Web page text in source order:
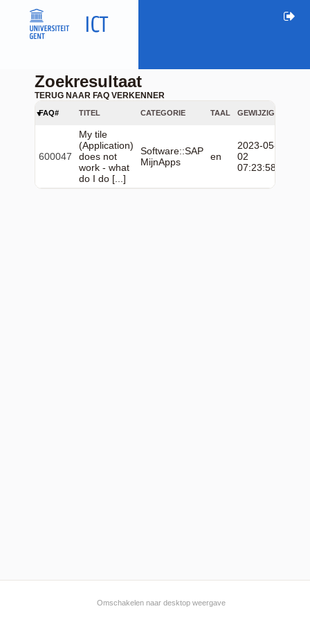
Zoekresultaat
TERUG NAAR FAQ VERKENNER
FAQ# TITEL CATEGORIE TAAL GEWIJZIGD
600047
My tile
(Application)
does not
work - what
do I do [...]
Software::SAP
MijnApps
en
2023-05-
02
07:23:58
Omschakelen naar desktop weergave